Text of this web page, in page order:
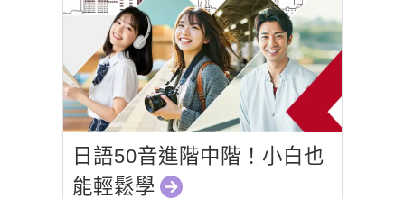
日語50音進階中階！小白也
能輕鬆學